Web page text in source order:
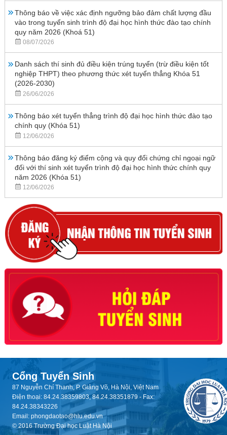
Thông báo về việc xác định ngưỡng bảo đảm chất lượng đầu
vào trong tuyển sinh trình độ đại học hình thức đào tạo chính
quy năm 2026 (Khoá 51)
08/07/2026
Danh sách thí sinh đủ điều kiện trúng tuyển (trừ điều kiện tốt
nghiệp THPT) theo phương thức xét tuyển thẳng Khóa 51
(2026-2030)
26/06/2026
Thông báo xét tuyển thẳng trình độ đại học hình thức đào tạo
chính quy (Khóa 51)
12/06/2026
Thông báo đăng ký điểm cộng và quy đổi chứng chỉ ngoại ngữ
đối với thí sinh xét tuyển trình độ đại học hình thức chính quy
năm 2026 (Khóa 51)
12/06/2026
Cổng Tuyển Sinh
87 Nguyễn Chí Thanh, P. Giảng Võ, Hà Nội, Việt Nam
Điện thoại: 84.24.38359803, 84.24.38351879 - Fax:
84.24.38343226
Email: phongdaotao@hlu.edu.vn
© 2016 Trường Đại học Luật Hà Nội